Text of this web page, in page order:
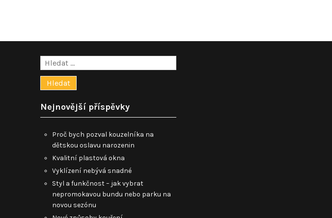
Vyhledávání
Nejnovější příspěvky
Proč bych pozval kouzelníka na
dětskou oslavu narozenin
Kvalitní plastová okna
Vyklízení nebývá snadné
Styl a funkčnost – jak vybrat
nepromokavou bundu nebo parku na
novou sezónu